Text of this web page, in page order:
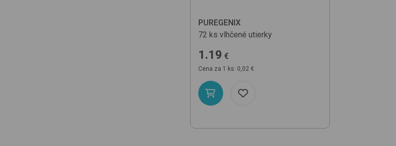
PUREGENIX
72 ks vlhčené utierky
1.19 €
Cena za 1 ks: 0,02 €